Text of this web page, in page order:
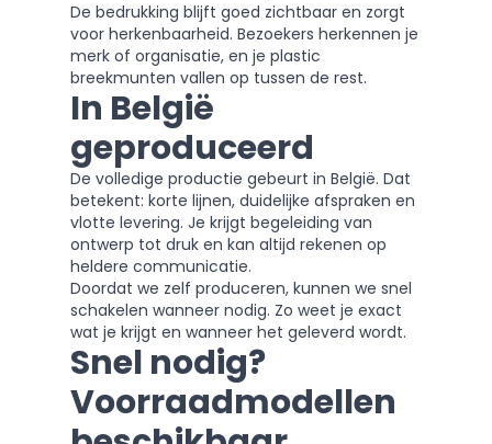
De bedrukking blijft goed zichtbaar en zorgt
voor herkenbaarheid. Bezoekers herkennen je
merk of organisatie, en je plastic
breekmunten vallen op tussen de rest.
In België
geproduceerd
De volledige productie gebeurt in België. Dat
betekent: korte lijnen, duidelijke afspraken en
vlotte levering. Je krijgt begeleiding van
ontwerp tot druk en kan altijd rekenen op
heldere communicatie.
Doordat we zelf produceren, kunnen we snel
schakelen wanneer nodig. Zo weet je exact
wat je krijgt en wanneer het geleverd wordt.
Snel nodig?
Voorraadmodellen